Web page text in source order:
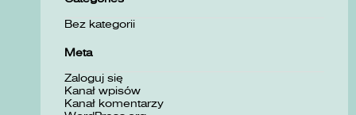
Bez kategorii
Meta
Zaloguj się
Kanał wpisów
Kanał komentarzy